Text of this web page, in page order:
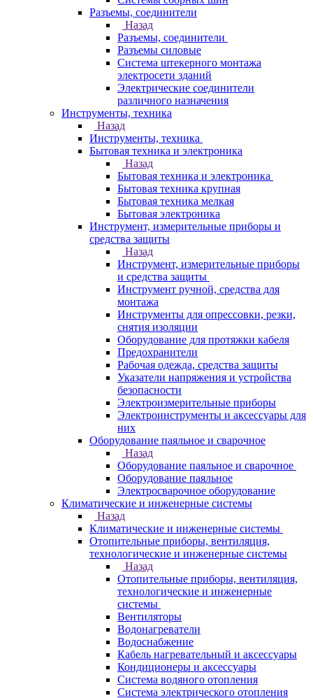
Разъемы, соединители
Назад
Разъемы, соединители
Разъемы силовые
Система штекерного монтажа
электросети зданий
Электрические соединители
различного назначения
Инструменты, техника
Назад
Инструменты, техника
Бытовая техника и электроника
Назад
Бытовая техника и электроника
Бытовая техника крупная
Бытовая техника мелкая
Бытовая электроника
Инструмент, измерительные приборы и
средства защиты
Назад
Инструмент, измерительные приборы
и средства защиты
Инструмент ручной, средства для
монтажа
Инструменты для опрессовки, резки,
снятия изоляции
Оборудование для протяжки кабеля
Предохранители
Рабочая одежда, средства защиты
Указатели напряжения и устройства
безопасности
Электроизмерительные приборы
Электроинструменты и аксессуары для
них
Оборудование паяльное и сварочное
Назад
Оборудование паяльное и сварочное
Оборудование паяльное
Электросварочное оборудование
Климатические и инженерные системы
Назад
Климатические и инженерные системы
Отопительные приборы, вентиляция,
технологические и инженерные системы
Назад
Отопительные приборы, вентиляция,
технологические и инженерные
системы
Вентиляторы
Водонагреватели
Водоснабжение
Кабель нагревательный и аксессуары
Кондиционеры и аксессуары
Система водяного отопления
Система электрического отопления